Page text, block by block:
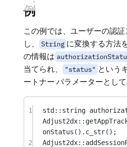
例
この例では、ユーザーの認
し、
String に変換する方法
の情報は
当てられ、
"status" という
ートナー パラメーターとして
1 std::string
Adjust2dx::
onStatus (). c_str();
2
Adjust2dx::